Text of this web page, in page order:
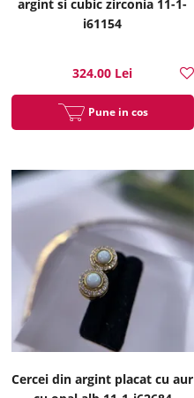
argint si cubic zirconia 11-1-
i61154
324.00 Lei
Pune in cos
Cercei din argint placat cu aur